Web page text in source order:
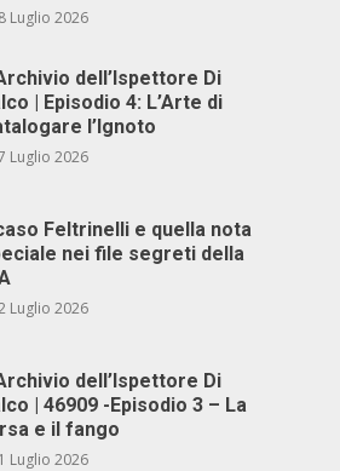
8 Luglio 2026
dell’Ispettore Di
| Episodio 4: L’Arte di
l’Ignoto
Luglio 2026
Feltrinelli e quella nota
nei file segreti della
Luglio 2026
dell’Ispettore Di
| 46909 -Episodio 3 – La
e il fango
1 Luglio 2026